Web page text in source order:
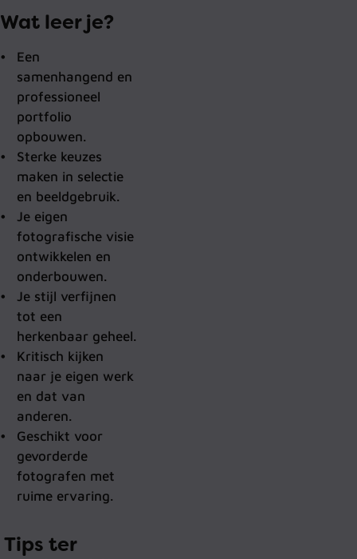
Wat leer je?
Een
samenhangend en
professioneel
portfolio
opbouwen.
Sterke keuzes
maken in selectie
en beeldgebruik.
Je eigen
fotografische visie
ontwikkelen en
onderbouwen.
Je stijl verfijnen
tot een
herkenbaar geheel.
Kritisch kijken
naar je eigen werk
en dat van
anderen.
Geschikt voor
gevorderde
fotografen met
ruime ervaring.
Tips ter